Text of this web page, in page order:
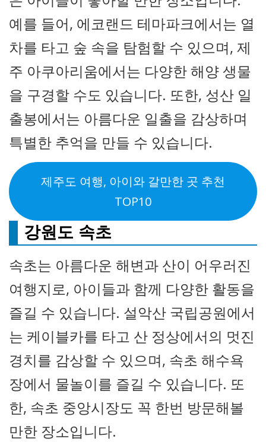
예를 들어, 에코랜드 테마파크에서는 열
차를 타고 숲 속을 탐험할 수 있으며, 제
주 아쿠아리움에서는 다양한 해양 생물
을 구경할 수도 있습니다. 또한, 성산 일
출봉에서는 아름다운 일출을 감상하며
특별한 추억을 만들 수 있습니다.
제주도 여행, 아이와 갈만한 곳 추천
TOP10
강원도 속초
속초는 아름다운 해변과 산이 어우러진
여행지로, 아이들과 함께 다양한 활동을
즐길 수 있습니다. 설악산 국립공원에서
는 케이블카를 타고 산 정상에서의 멋진
경치를 감상할 수 있으며, 속초 해수욕
장에서 물놀이를 즐길 수 있습니다. 또
한, 속초 중앙시장도 꼭 한번 방문해볼
만한 장소입니다.